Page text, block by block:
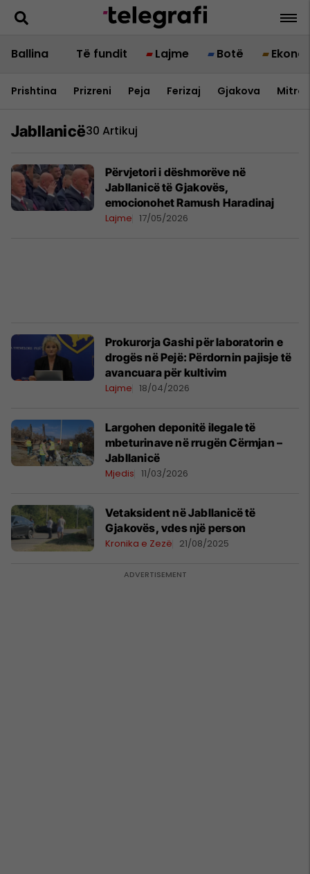
Ballina Të fundit Lajme Botë
Prishtina Prizreni Peja Ferizaj Gjakova
Jabllanicë30 Artikuj
Përvjetori i dëshmorëve në
Jabllanicë të Gjakovës,
emocionohet Ramush Haradinaj
Lajme 17/05/2026
Prokurorja Gashi për laboratorin e
drogës në Pejë: Përdornin pajisje të
avancuara për kultivim
Lajme 18/04/2026
Largohen deponitë ilegale të
mbeturinave në rrugën Cërmjan –
Jabllanicë
Mjedis 11/03/2026
Vetaksident në Jabllanicë të
Gjakovës, vdes një person
Kronika e Zezë 21/08/2025